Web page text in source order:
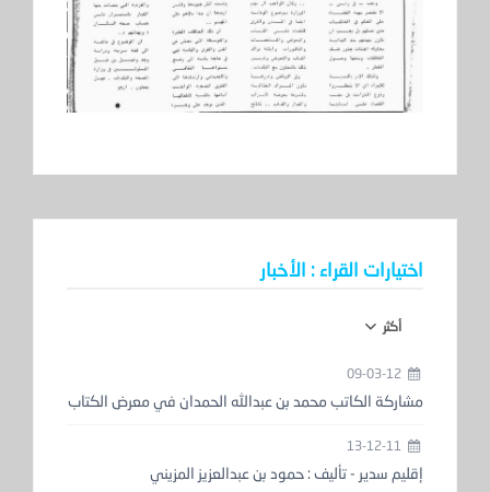
اختيارات القراء : الأخبار
أكثر
مشاركة الكاتب محمد بن عبدالله الحمدان في معرض الكتاب
إقليم سدير - تأليف : حمود بن عبدالعزيز المزيني